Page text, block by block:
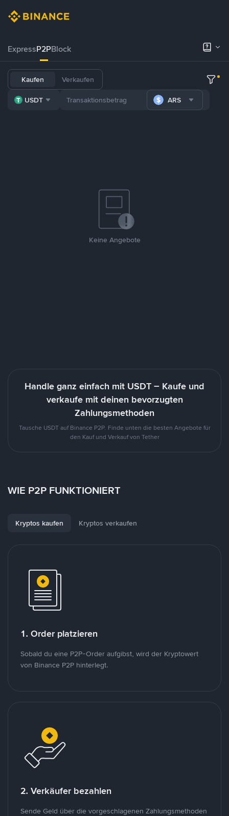
ExpressP2PBlock
Kaufen Verkaufen
USDT ARS
Keine Angebote
Handle ganz einfach mit USDT – Kaufe und
verkaufe mit deinen bevorzugten
Zahlungsmethoden
Tausche USDT auf Binance P2P. Finde unten die besten Angebote für
den Kauf und Verkauf von Tether
WIE P2P FUNKTIONIERT
Kryptos kaufen Kryptos verkaufen
1. Order platzieren
Sobald du eine P2P-Order aufgibst, wird der Kryptowert
von Binance P2P hinterlegt.
2. Verkäufer bezahlen
Sende Geld über die vorgeschlagenen Zahlungsmethoden